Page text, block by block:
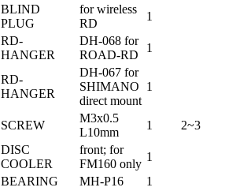
BLIND
PLUG
for wireless
RD
1
RD-
HANGER
DH-068 for
ROAD-RD
1
RD-
HANGER
DH-067 for
SHIMANO
direct mount
1
SCREW
M3x0.5
L10mm
1 2~3
DISC
COOLER
front; for
FM160 only
1
BEARING MH-P16
1